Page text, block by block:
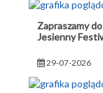
Zapraszamy
Jesienny
29-07-2026